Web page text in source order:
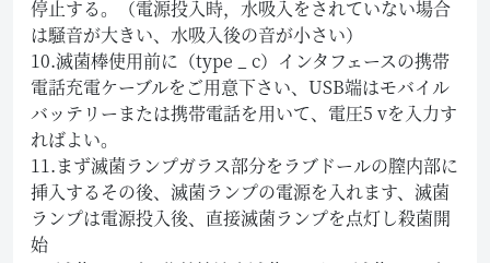
停止する。（電源投入時，水吸入をされていない場合
は騒音が大きい、水吸入後の音が小さい）
10.滅菌棒使用前に（type _ c）インタフェースの携帯
電話充電ケーブルをご用意下さい、USB端はモバイル
バッテリーまたは携帯電話を用いて、電圧5 vを入力す
ればよい。
11.まず滅菌ランプガラス部分をラブドールの膣内部に
挿入するその後、滅菌ランプの電源を入れます、滅菌
ランプは電源投入後、直接滅菌ランプを点灯し殺菌開
始